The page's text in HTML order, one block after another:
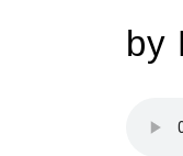
by